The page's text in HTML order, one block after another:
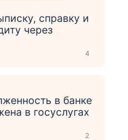
справку и
через
4
в банке
в госуслугах
2